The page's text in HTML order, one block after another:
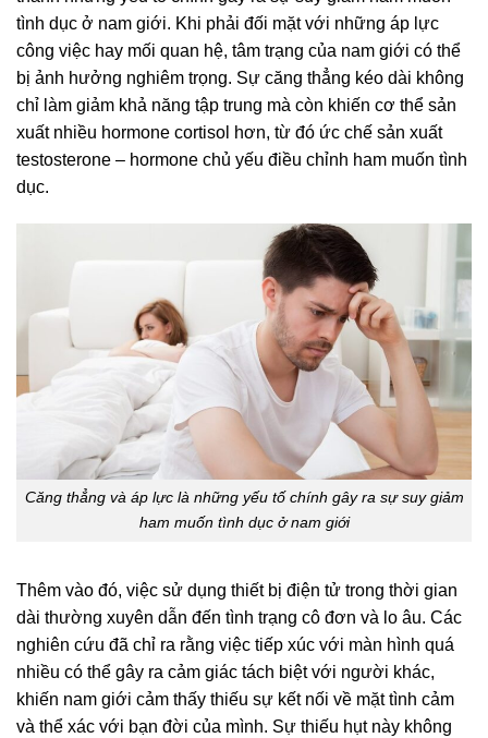
tình dục ở nam giới. Khi phải đối mặt với những áp lực
công việc hay mối quan hệ, tâm trạng của nam giới có thể
bị ảnh hưởng nghiêm trọng. Sự căng thẳng kéo dài không
chỉ làm giảm khả năng tập trung mà còn khiến cơ thể sản
xuất nhiều hormone cortisol hơn, từ đó ức chế sản xuất
testosterone – hormone chủ yếu điều chỉnh ham muốn tình
dục.
Căng thẳng và áp lực là những yếu tố chính gây ra sự suy giảm
ham muốn tình dục ở nam giới
Thêm vào đó, việc sử dụng thiết bị điện tử trong thời gian
dài thường xuyên dẫn đến tình trạng cô đơn và lo âu. Các
nghiên cứu đã chỉ ra rằng việc tiếp xúc với màn hình quá
nhiều có thể gây ra cảm giác tách biệt với người khác,
khiến nam giới cảm thấy thiếu sự kết nối về mặt tình cảm
và thể xác với bạn đời của mình. Sự thiếu hụt này không